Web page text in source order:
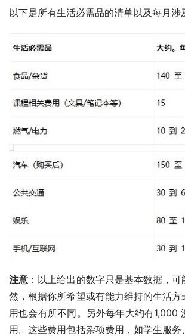
以下是所有生活必需品的清单以及每月涉
注意 ：以上给出的数字只是基本数据，
然，根据你所希望或有能力维持的生活
用也会有所不同。另外每年大约有1,000
用。这些费用包括杂项费用，如学生服